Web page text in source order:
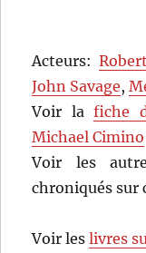
Acteurs:
John Savage,
Voir lafiche
Michael Cimino
Voir les
chroniqués sur
Voir leslivres